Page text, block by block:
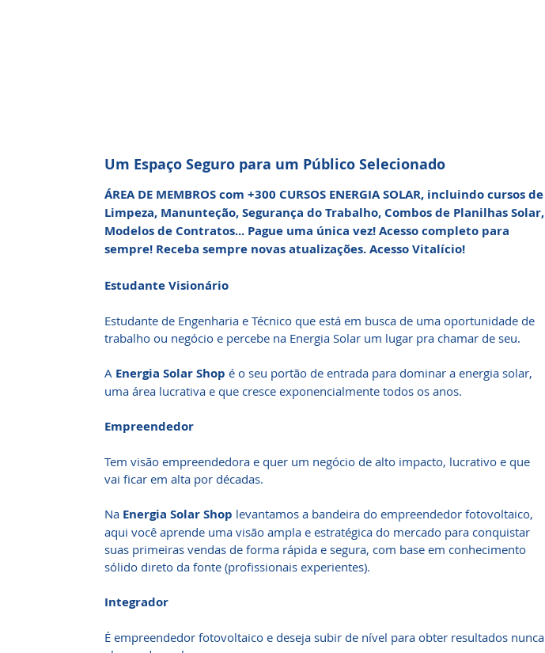
Um Espaço Seguro para um Público Selecionado
ÁREA DE MEMBROS com +300 CURSOS ENERGIA SOLAR, incluindo cursos de
Limpeza, Manunteção, Segurança do Trabalho, Combos de Planilhas Solar,
Modelos de Contratos... Pague uma única vez! Acesso completo para
sempre! Receba sempre novas atualizações. Acesso Vitalício!
Estudante Visionário
Estudante de Engenharia e Técnico que está em busca de uma oportunidade de
trabalho ou negócio e percebe na Energia Solar um lugar pra chamar de seu.
A Energia Solar Shop é o seu portão de entrada para dominar a energia solar,
uma área lucrativa e que cresce exponencialmente todos os anos.
Empreendedor
Tem visão empreendedora e quer um negócio de alto impacto, lucrativo e que
vai ficar em alta por décadas.
Na Energia Solar Shop levantamos a bandeira do empreendedor fotovoltaico,
aqui você aprende uma visão ampla e estratégica do mercado para conquistar
suas primeiras vendas de forma rápida e segura, com base em conhecimento
sólido direto da fonte (profissionais experientes).
Integrador
É empreendedor fotovoltaico e deseja subir de nível para obter resultados nunca